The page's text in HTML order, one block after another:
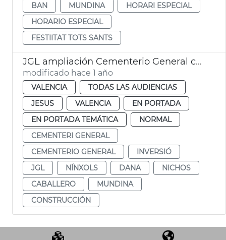
BAN
MUNDINA
HORARI ESPECIAL
HORARIO ESPECIAL
FESTIITAT TOTS SANTS
JGL ampliación Cementerio General con 2.596 nuevos nichos
modificado hace 1 año
VALENCIA
TODAS LAS AUDIENCIAS
JESUS
VALENCIA
EN PORTADA
EN PORTADA TEMÁTICA
NORMAL
CEMENTERI GENERAL
CEMENTERIO GENERAL
INVERSIÓ
JGL
NÍNXOLS DANA
NICHOS
CABALLERO
MUNDINA
CONSTRUCCIÓN